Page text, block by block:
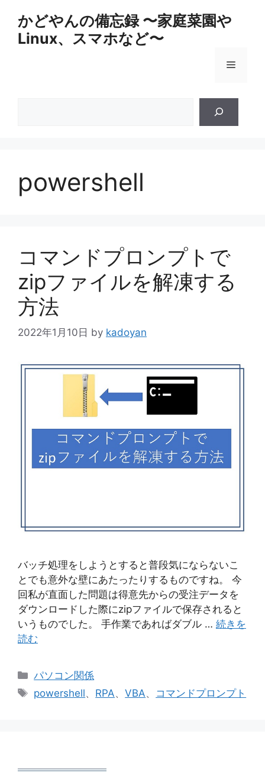
かどやんの備忘録 〜家庭菜園や
Linux、スマホなど〜
メ
ニ
powershell
コマンドプロンプトで
zipファイルを解凍する
方法
2022年1月10日 by kadoyan
バッチ処理をしようとすると普段気にならないこ
とでも意外な壁にあたったりするものですね。 今
回私が直面した問題は得意先からの受注データを
ダウンロードした際にzipファイルで保存されると
いうものでした。 手作業であればダブル … 続きを
読む
カ
テ
ゴ
パソコン関係
タ
powershell、 RPA、VBA、 コマンドプロンプト